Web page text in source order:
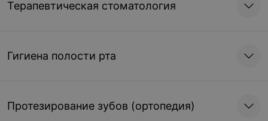
Терапевтическая стоматология
Гигиена полости рта
Протезирование зубов (ортопедия)